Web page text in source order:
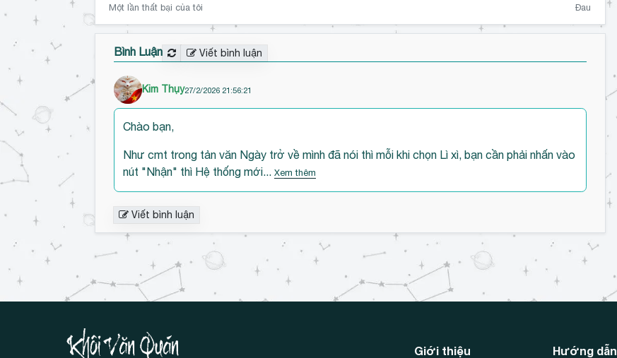
Một lần thất bại của tôi Đau
Bình Luận Viết bình luận
Kim Thụy27/2/2026 21:56:21
Chào bạn,
Như cmt trong tản văn Ngày trở về mình đã nói thì mỗi khi chọn Lì xì, bạn cần phải nhấn vào
nút "Nhận" thì Hệ thống mới...Xem thêm
Viết bình luận
Giới thiệu Hướng dẫn